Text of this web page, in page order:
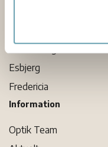
Esbjerg
Fredericia
Information
Optik Team